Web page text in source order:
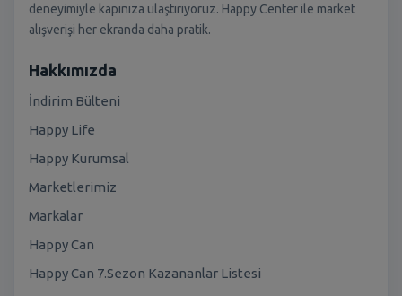
deneyimiyle kapınıza ulaştırıyoruz. Happy Center ile market
alışverişi her ekranda daha pratik.
Hakkımızda
İndirim Bülteni
Happy Life
Happy Kurumsal
Marketlerimiz
Markalar
Happy Can
Happy Can 7.Sezon Kazananlar Listesi